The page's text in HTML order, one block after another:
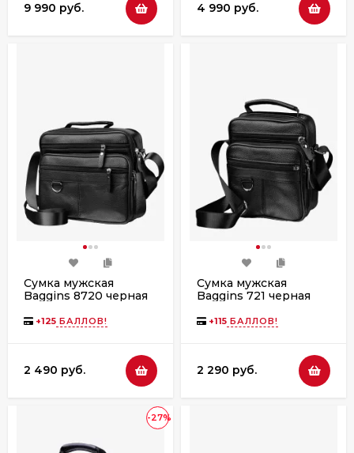
9 990 руб. 4 990 руб.
Сумка мужская
Baggins 8720 черная
+125 БАЛЛОВ!
2 490 руб.
Сумка мужская
Baggins 721 черная
+115 БАЛЛОВ!
2 290 руб.
-27%